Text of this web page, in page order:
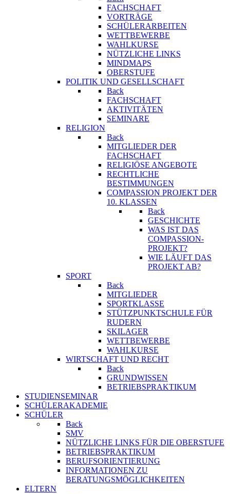
FACHSCHAFT
VORTRÄGE
SCHÜLERARBEITEN
WETTBEWERBE
WAHLKURSE
NÜTZLICHE LINKS
MINDMAPS
OBERSTUFE
POLITIK UND GESELLSCHAFT
Back
FACHSCHAFT
AKTIVITÄTEN
SEMINARE
RELIGION
Back
MITGLIEDER DER
FACHSCHAFT
RELIGIÖSE ANGEBOTE
RECHTLICHE
BESTIMMUNGEN
COMPASSION PROJEKT DER
10. KLASSEN
Back
GESCHICHTE
WAS IST DAS
COMPASSION-
PROJEKT?
WIE LÄUFT DAS
PROJEKT AB?
SPORT
Back
MITGLIEDER
SPORTKLASSE
STÜTZPUNKTSCHULE FÜR
RUDERN
SKILAGER
WETTBEWERBE
WAHLKURSE
WIRTSCHAFT UND RECHT
Back
GRUNDWISSEN
BETRIEBSPRAKTIKUM
STUDIENSEMINAR
SCHÜLERAKADEMIE
SCHÜLER
Back
SMV
NÜTZLICHE LINKS FÜR DIE OBERSTUFE
BETRIEBSPRAKTIKUM
BERUFSORIENTIERUNG
INFORMATIONEN ZU
BERATUNGSMÖGLICHKEITEN
ELTERN